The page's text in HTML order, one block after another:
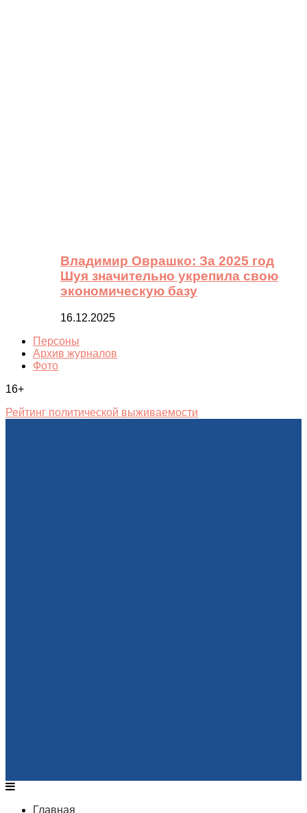
Владимир Оврашко: За 2025 год
Шуя значительно укрепила свою
экономическую базу
16.12.2025
Персоны
Архив журналов
Фото
16+
Рейтинг политической выживаемости
Главная